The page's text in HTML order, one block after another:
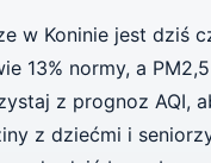
w Koninie jest dziś
13% normy, a
z prognoz AQI,
z dziećmi i